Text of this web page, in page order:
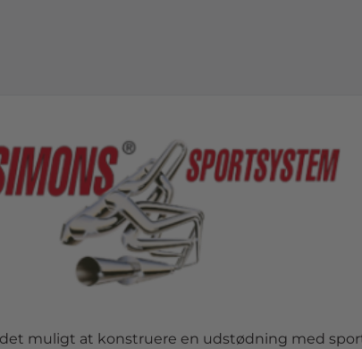
muligt at konstruere en udstødning med